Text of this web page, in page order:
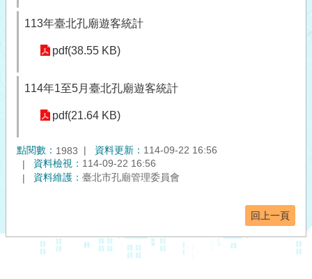
113年臺北孔廟遊客統計
pdf(38.55 KB)
114年1至5月臺北孔廟遊客統計
pdf(21.64 KB)
點閱數： 1983 資料更新： 114-09-22 16:56
資料檢視： 114-09-22 16:56
資料維護： 臺北市孔廟管理委員會
回上一頁